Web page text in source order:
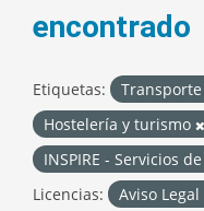
encontrado
Etiquetas:
Hostelería y turismo
INSPIRE - Servicios
Licencias:
Aviso Legal